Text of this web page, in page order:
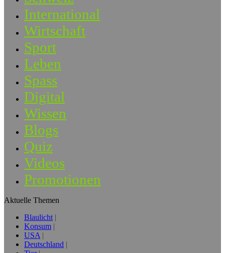
International
Wirtschaft
Sport
Leben
Spass
Digital
Wissen
Blogs
Quiz
Videos
Promotionen
Aktuelle Themen
Blaulicht
Konsum
USA
Deutschland